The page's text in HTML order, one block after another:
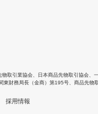
物取引業協会 日本商品先物取引協会
東財務局長（金商）第195号、商品先物
採用情報